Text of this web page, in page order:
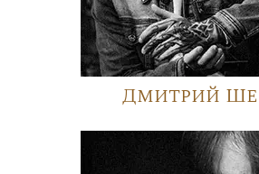
Дмитрий